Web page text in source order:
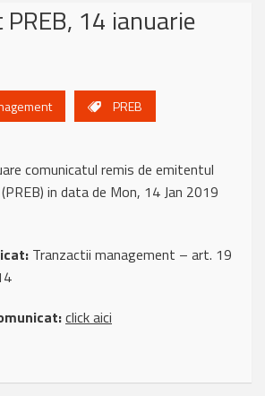
14 ianuarie
PREB
comunicatul remis de emitentul
in data de Mon, 14 Jan 2019
Tranzactii management – art. 19
click aici